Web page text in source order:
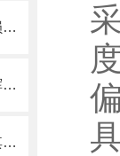
如何应对低温冷却液循环泵零部件损坏的情况？
规范操作低温冷却液循环泵使其发挥实效
如何使用低温冷却液循环泵能保持其良好工作状态？